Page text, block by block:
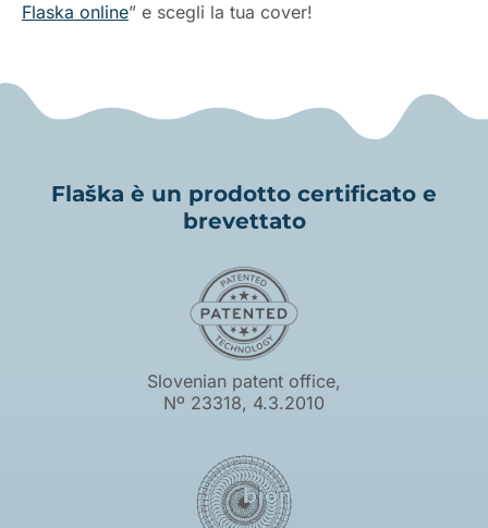
Flaska online” e scegli la tua cover!
Flaška è un prodotto certificato e
brevettato
Slovenian patent office,
Nº 23318, 4.3.2010